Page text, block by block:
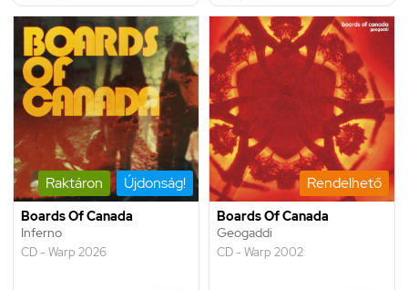
Raktáron Újdonság!
Boards Of Canada
Inferno
CD - Warp 2026
Rendelhető
Boards Of Canada
Geogaddi
CD - Warp 2002